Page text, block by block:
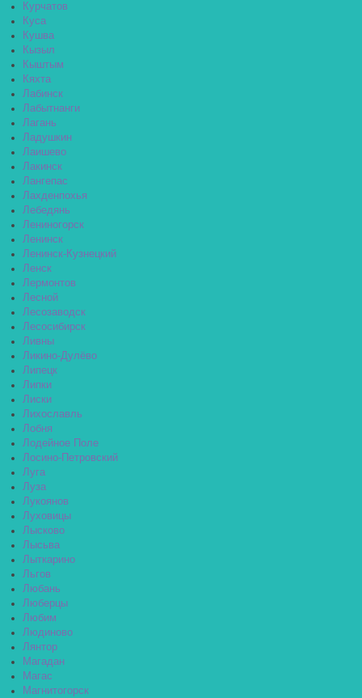
Курчатов
Куса
Кушва
Кызыл
Кыштым
Кяхта
Лабинск
Лабытнанги
Лагань
Ладушкин
Лаишево
Лакинск
Лангепас
Лахденпохья
Лебедянь
Лениногорск
Ленинск
Ленинск-Кузнецкий
Ленск
Лермонтов
Лесной
Лесозаводск
Лесосибирск
Ливны
Ликино-Дулёво
Липецк
Липки
Лиски
Лихославль
Лобня
Лодейное Поле
Лосино-Петровский
Луга
Луза
Лукоянов
Луховицы
Лысково
Лысьва
Лыткарино
Льгов
Любань
Люберцы
Любим
Людиново
Лянтор
Магадан
Магас
Магнитогорск